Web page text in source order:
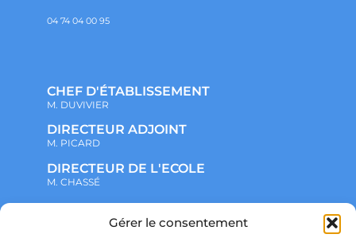
Gérer le consentement
04 74 04 00 95
CHEF D'ÉTABLISSEMENT
M. DUVIVIER
DIRECTEUR ADJOINT
M. PICARD
DIRECTEUR DE L'ECOLE
M. CHASSÉ
NOTRE ENSEMBLE SCOLAIRE